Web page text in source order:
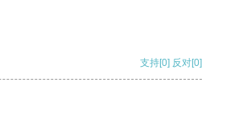
支持[0] 反对[0]